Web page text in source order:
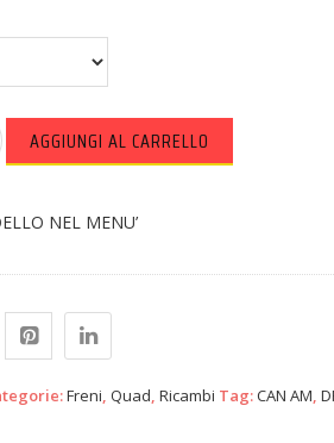
AGGIUNGI AL CARRELLO
NEL MENU’
Freni,Quad,Ricambi Tag:CAN AM,